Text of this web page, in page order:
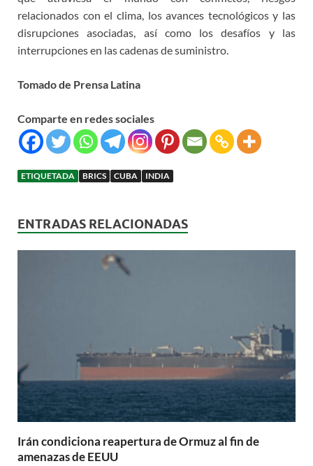
relacionados con el clima, los avances tecnológicos y las
disrupciones asociadas, así como los desafíos y las
interrupciones en las cadenas de suministro.
Tomado de Prensa Latina
Comparte en redes sociales
ETIQUETADA BRICS CUBA INDIA
ENTRADAS RELACIONADAS
Irán condiciona reapertura de Ormuz al fin de
amenazas de EEUU